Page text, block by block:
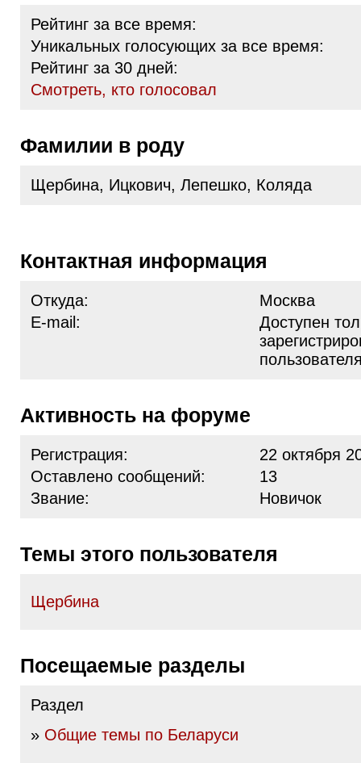
Рейтинг за все время:
Уникальных голосующих за все время:
Рейтинг за 30 дней:
Cмотреть, кто голосовал
Фамилии в роду
Щербина, Ицкович, Лепешко, Коляда
Контактная информация
Откуда:
Москва
E-mail:
Доступен
Активность на форуме
Регистрация:
22 октября
Оставлено сообщений:
13
Звание:
Новичок
Темы этого пользователя
Щербина
Посещаемые разделы
Раздел
» Общие темы по Беларуси